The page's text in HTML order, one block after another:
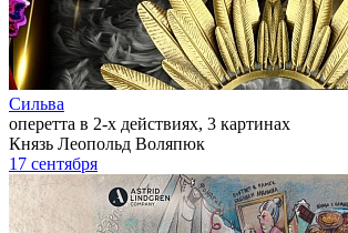
Сильва
оперетта в 2-х действиях, 3 картинах
Князь Леопольд Воляпюк
17 сентября